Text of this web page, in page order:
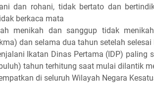
dan rohani, tidak bertato dan
berkaca mata
menikah dan sanggup tidak
dan selama dua tahun setelah selesai
Ikatan Dinas Pertama (IDP) paling
tahun terhitung saat mulai dilantik
di seluruh Wilayah Negara